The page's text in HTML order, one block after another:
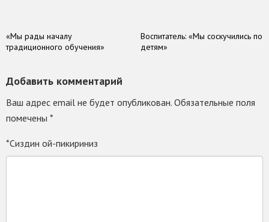
«Мы рады началу
традиционного обучения»
Воспитатель: «Мы соскучились по
детям»
Добавить комментарий
Ваш адрес email не будет опубликован. Обязательные поля
помечены *
*Сиздин ой-пикириниз